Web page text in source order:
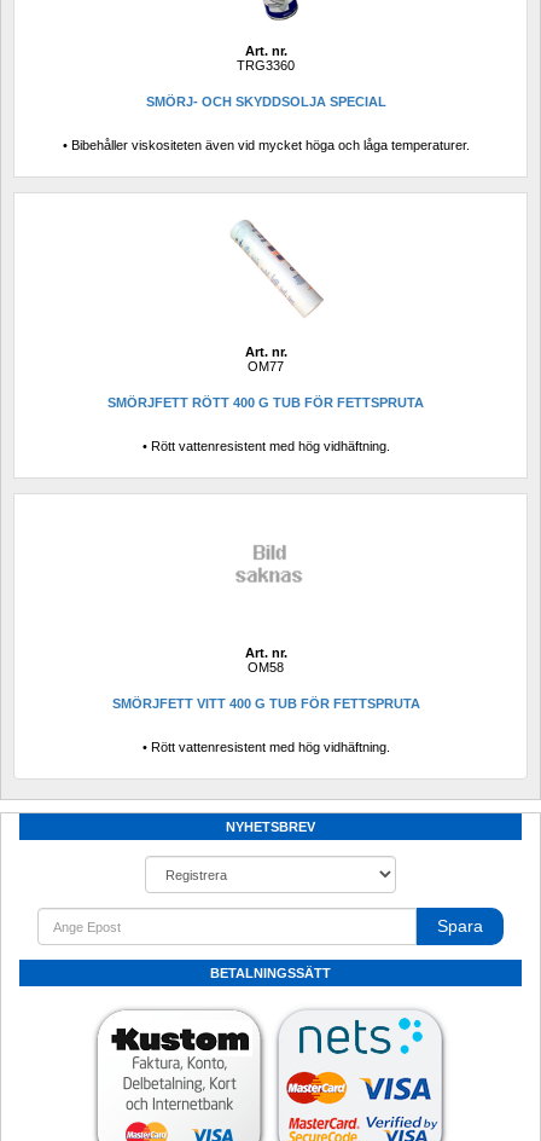
Art. nr.
TRG3360
SMÖRJ- OCH SKYDDSOLJA SPECIAL
• Bibehåller viskositeten även vid mycket höga och låga temperaturer.
Art. nr.
OM77
SMÖRJFETT RÖTT 400 G TUB FÖR FETTSPRUTA
• Rött vattenresistent med hög vidhäftning.
Art. nr.
OM58
SMÖRJFETT VITT 400 G TUB FÖR FETTSPRUTA
• Rött vattenresistent med hög vidhäftning.
NYHETSBREV
Spara
BETALNINGSSÄTT